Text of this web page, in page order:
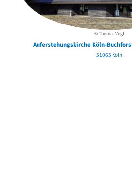
© Thomas Vogt
Auferstehungskirche Köln-
51065 Köln